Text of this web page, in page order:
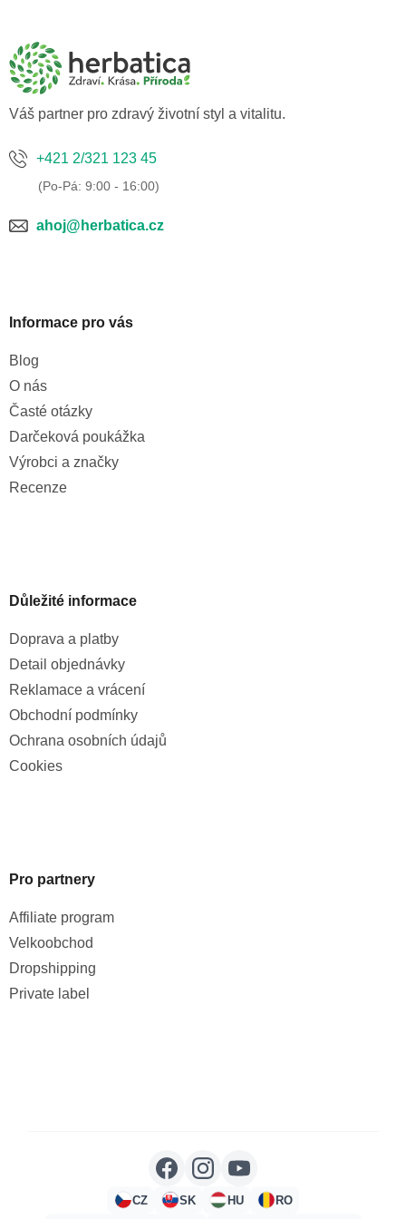
a
Váš partner pro zdravý životní styl a vitalitu.
+421 2/321 123 45
ahoj@herbatica.cz
Informace pro vás
Blog
O nás
Časté otázky
Darčeková poukážka
Výrobci a značky
Recenze
Důležité informace
Doprava a platby
Detail objednávky
Reklamace a vrácení
Obchodní podmínky
Ochrana osobních údajů
Cookies
Pro partnery
Affiliate program
Velkoobchod
Dropshipping
Private label
CZ SK HU RO